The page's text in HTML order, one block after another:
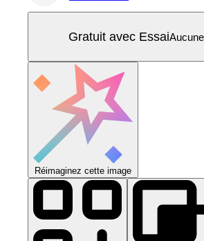
Gratuit avec Essai
Réimaginez cette image